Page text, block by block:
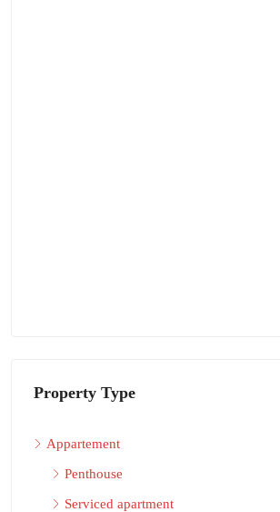
Property Type
Appartement
Penthouse
Serviced apartment